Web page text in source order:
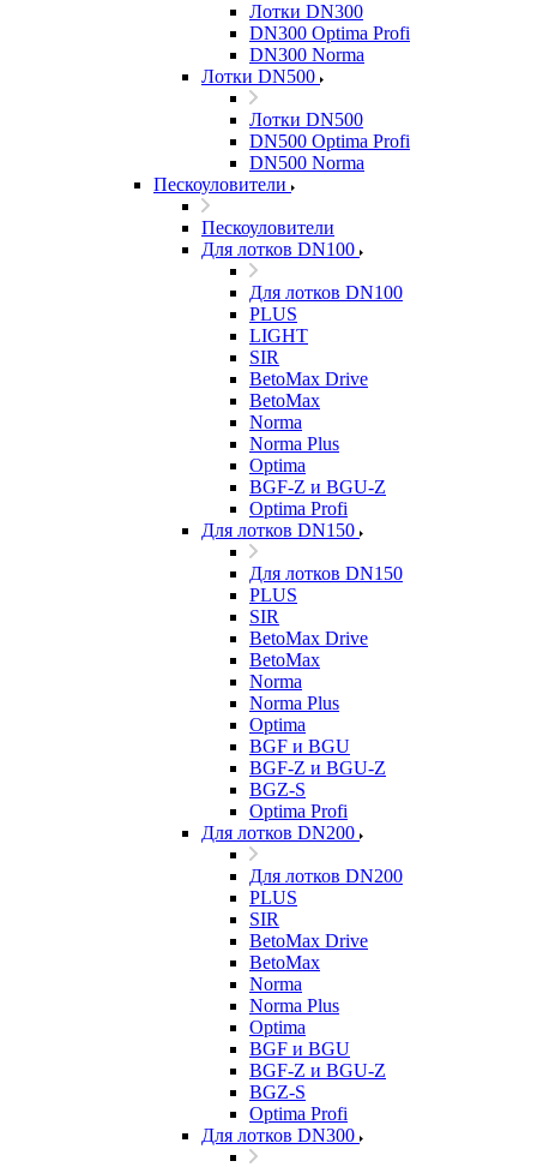
Лотки DN300
DN300 Optima Profi
DN300 Norma
Лотки DN500
Лотки DN500
DN500 Optima Profi
DN500 Norma
Пескоуловители
Пескоуловители
Для лотков DN100
Для лотков DN100
PLUS
LIGHT
SIR
BetoMax Drive
BetoMax
Norma
Norma Plus
Optima
BGF-Z и BGU-Z
Optima Profi
Для лотков DN150
Для лотков DN150
PLUS
SIR
BetoMax Drive
BetoMax
Norma
Norma Plus
Optima
BGF и BGU
BGF-Z и BGU-Z
BGZ-S
Optima Profi
Для лотков DN200
Для лотков DN200
PLUS
SIR
BetoMax Drive
BetoMax
Norma
Norma Plus
Optima
BGF и BGU
BGF-Z и BGU-Z
BGZ-S
Optima Profi
Для лотков DN300